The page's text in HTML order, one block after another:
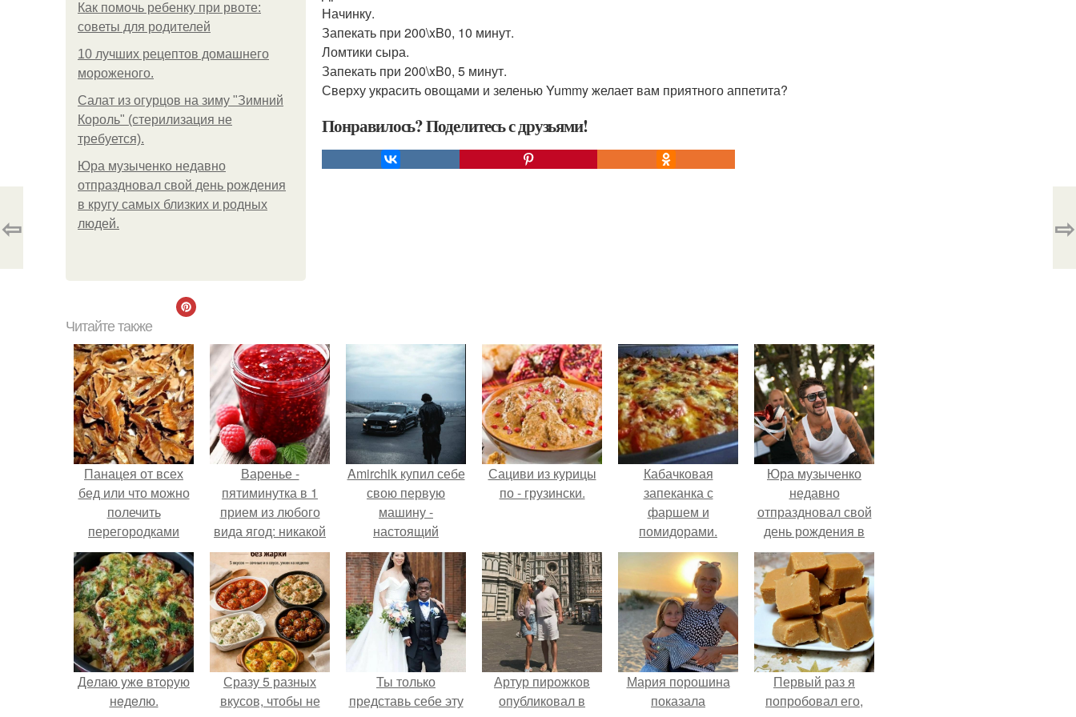
Как помочь ребенку при рвоте:
советы для родителей
10 лучших рецептов домашнего
мороженого.
Салат из огурцов на зиму "Зимний
Король" (стерилизация не
требуется).
Юра музыченко недавно
отпраздновал свой день рождения
в кругу самых близких и родных
людей.
Начинку.
Запекать при 200\xB0, 10 минут.
Ломтики сыра.
Запекать при 200\xB0, 5 минут.
Сверху украсить овощами и зеленью Yummy желает вам приятного аппетита?
Понравилось? Поделитесь с друзьями!
⇦ ⇨
Читайте также
Панацея от всех
бед или что можно
полечить
перегородками
грецких орехов.
Варенье -
пятиминутка в 1
прием из любого
вида ягод: никакой
длительной варки,
все витамины на
месте!
Amirchik купил себе
свою первую
машину -
настоящий
автомобиль мечты
для многих
автолюбителей.
Сациви из курицы
по - грузински.
Кабачковая
запеканка с
фаршем и
помидорами.
Юра музыченко
недавно
отпраздновал свой
день рождения в
кругу самых
близких и родных
людей.
Дeлaю yжe втopую
нeдeлю.
Сразу 5 разных
вкусов, чтобы не
Ты только
представь себе эту
Артур пирожков
опубликовал в
Мария порошина
показала
Первый раз я
попробовал его,